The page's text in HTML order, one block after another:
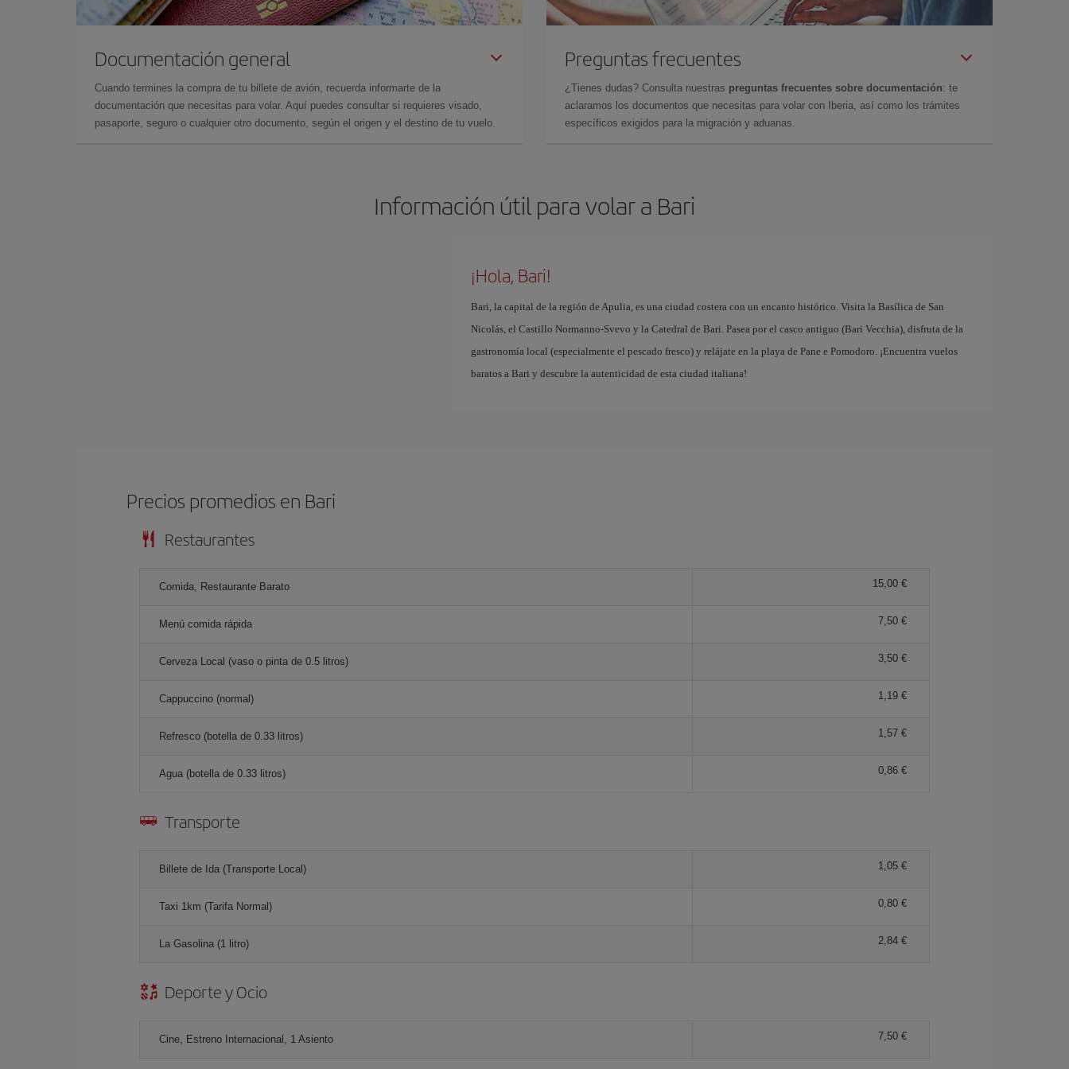
Documentación general
Cuando termines la compra de tu billete de avión, recuerda informarte de la
documentación que necesitas para volar. Aquí puedes consultar si requieres visado,
pasaporte, seguro o cualquier otro documento, según el origen y el destino de tu vuelo.
Preguntas frecuentes
¿Tienes dudas? Consulta nuestras preguntas frecuentes sobre documentación: te
aclaramos los documentos que necesitas para volar con Iberia, así como los trámites
específicos exigidos para la migración y aduanas.
Información útil para volar a Bari
¡Hola, Bari!
Bari, la capital de la región de Apulia, es una ciudad costera con un encanto histórico. Visita la Basílica de San
Nicolás, el Castillo Normanno-Svevo y la Catedral de Bari. Pasea por el casco antiguo (Bari Vecchia), disfruta de la
gastronomía local (especialmente el pescado fresco) y relájate en la playa de Pane e Pomodoro. ¡Encuentra vuelos
baratos a Bari y descubre la autenticidad de esta ciudad italiana!
Precios promedios en Bari
Restaurantes
Comida, Restaurante Barato 15,00 €
Menú comida rápida 7,50 €
Cerveza Local (vaso o pinta de 0.5 litros) 3,50 €
Cappuccino (normal) 1,19 €
Refresco (botella de 0.33 litros) 1,57 €
Agua (botella de 0.33 litros) 0,86 €
Transporte
Billete de Ida (Transporte Local) 1,05 €
Taxi 1km (Tarifa Normal) 0,80 €
La Gasolina (1 litro) 2,84 €
Deporte y Ocio
Cine, Estreno Internacional, 1 Asiento 7,50 €